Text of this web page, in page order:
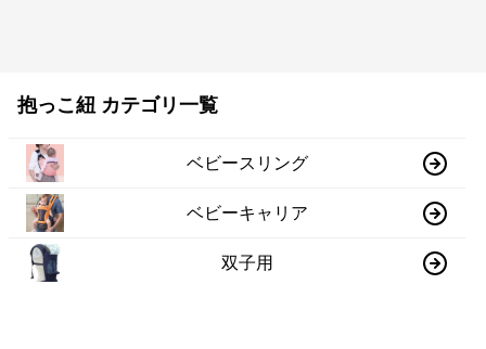
抱っこ紐 カテゴリ一覧
ベビースリング
ベビーキャリア
双子用